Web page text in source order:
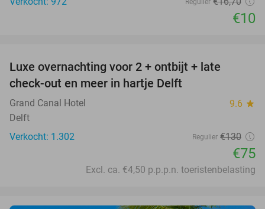
€10
Luxe overnachting voor 2 + ontbijt + late
check-out en meer in hartje Delft
Grand Canal Hotel 9.6 star
Delft
Verkocht: 1.302
Regulier €130
€75
Excl. ca. €4,50 p.p.p.n. toeristenbelasting